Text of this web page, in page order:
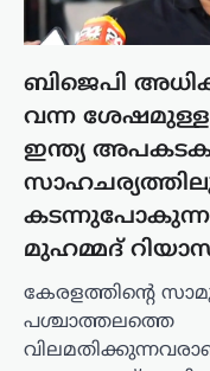
ബിജെപി
വന്ന ശേഷമുള്ള
ഇന്ത്യ
മുഹമ്മദ്
കേരളത്തിന്റെ
പശ്ചാത്തലത്തെ